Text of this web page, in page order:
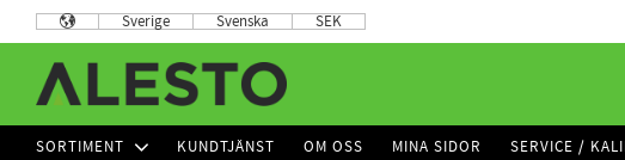
Sverige Svenska SEK
SORTIMENT KUNDTJÄNST OM OSS MINA SIDOR SERVICE /